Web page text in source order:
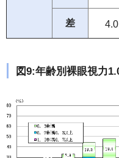
差 4.0
図9:年齢別裸眼視力